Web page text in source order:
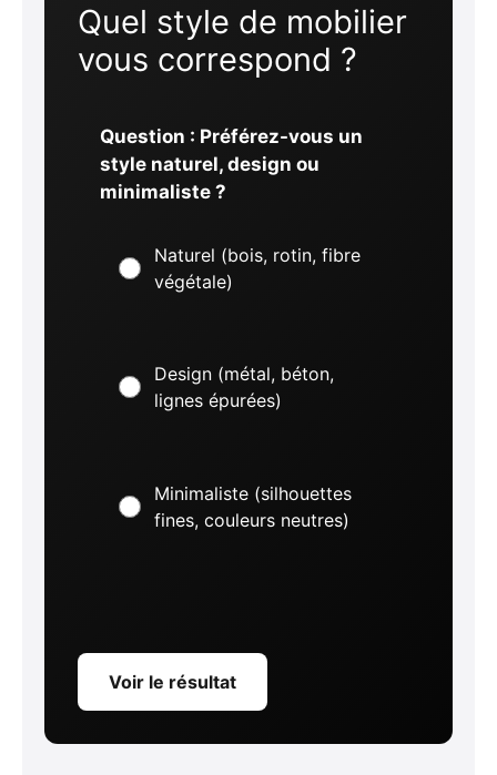
Quel style de mobilier
vous correspond ?
Question : Préférez-vous un
style naturel, design ou
minimaliste ?
Naturel (bois, rotin, fibre
végétale)
Design (métal, béton,
lignes épurées)
Minimaliste (silhouettes
fines, couleurs neutres)
Voir le résultat